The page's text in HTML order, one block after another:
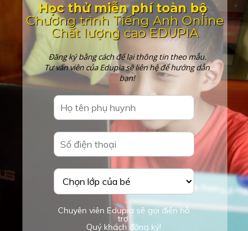
Học thử miễn phí toàn bộ
Chương trình Tiếng Anh Online
Chất lượng cao EDUPIA
Đăng ký bằng cách để lại thông tin theo mẫu.
Tư vấn viên của Edupia sẽ liên hệ để hướng dẫn
bạn!
Chuyên viên Edupia sẽ gọi điện hỗ
trợ
Quý khách đăng ký!